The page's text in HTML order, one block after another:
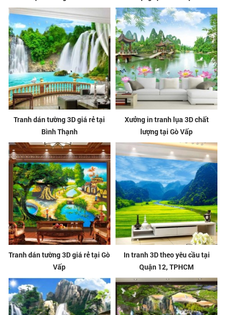
Tranh dán tường 3D giá rẻ tại
Bình Thạnh
Xưởng in tranh lụa 3D chất
lượng tại Gò Vấp
Tranh dán tường 3D giá rẻ tại Gò
Vấp
In tranh 3D theo yêu cầu tại
Quận 12, TPHCM